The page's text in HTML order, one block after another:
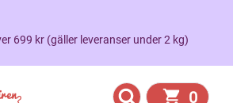
699 kr (gäller leveranser under 2 kg)
0